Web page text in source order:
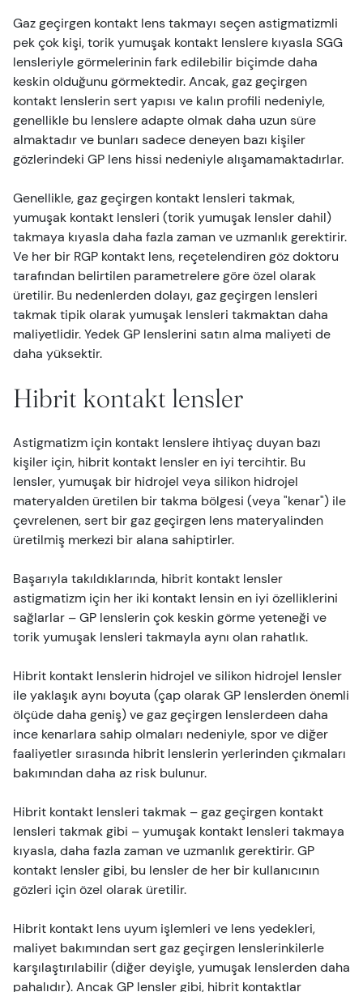
Gaz geçirgen kontakt lens takmayı seçen astigmatizmli
pek çok kişi, torik yumuşak kontakt lenslere kıyasla SGG
lensleriyle görmelerinin fark edilebilir biçimde daha
keskin olduğunu görmektedir. Ancak, gaz geçirgen
kontakt lenslerin sert yapısı ve kalın profili nedeniyle,
genellikle bu lenslere adapte olmak daha uzun süre
almaktadır ve bunları sadece deneyen bazı kişiler
gözlerindeki GP lens hissi nedeniyle alışamamaktadırlar.
Genellikle, gaz geçirgen kontakt lensleri takmak,
yumuşak kontakt lensleri (torik yumuşak lensler dahil)
takmaya kıyasla daha fazla zaman ve uzmanlık gerektirir.
Ve her bir RGP kontakt lens, reçetelendiren göz doktoru
tarafından belirtilen parametrelere göre özel olarak
üretilir. Bu nedenlerden dolayı, gaz geçirgen lensleri
takmak tipik olarak yumuşak lensleri takmaktan daha
maliyetlidir. Yedek GP lenslerini satın alma maliyeti de
daha yüksektir.
Hibrit kontakt lensler
Astigmatizm için kontakt lenslere ihtiyaç duyan bazı
kişiler için, hibrit kontakt lensler en iyi tercihtir. Bu
lensler, yumuşak bir hidrojel veya silikon hidrojel
materyalden üretilen bir takma bölgesi (veya "kenar") ile
çevrelenen, sert bir gaz geçirgen lens materyalinden
üretilmiş merkezi bir alana sahiptirler.
Başarıyla takıldıklarında, hibrit kontakt lensler
astigmatizm için her iki kontakt lensin en iyi özelliklerini
sağlarlar – GP lenslerin çok keskin görme yeteneği ve
torik yumuşak lensleri takmayla aynı olan rahatlık.
Hibrit kontakt lenslerin hidrojel ve silikon hidrojel lensler
ile yaklaşık aynı boyuta (çap olarak GP lenslerden önemli
ölçüde daha geniş) ve gaz geçirgen lenslerdeen daha
ince kenarlara sahip olmaları nedeniyle, spor ve diğer
faaliyetler sırasında hibrit lenslerin yerlerinden çıkmaları
bakımından daha az risk bulunur.
Hibrit kontakt lensleri takmak – gaz geçirgen kontakt
lensleri takmak gibi – yumuşak kontakt lensleri takmaya
kıyasla, daha fazla zaman ve uzmanlık gerektirir. GP
kontakt lensler gibi, bu lensler de her bir kullanıcının
gözleri için özel olarak üretilir.
Hibrit kontakt lens uyum işlemleri ve lens yedekleri,
maliyet bakımından sert gaz geçirgen lenslerinkilerle
karşılaştırılabilir (diğer deyişle, yumuşak lenslerden daha
pahalıdır). Ancak GP lensler gibi, hibrit kontaktlar